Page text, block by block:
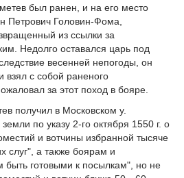
был ранен, и на его место
Петрович Головин-Фома,
из ссылки за
Недолго оставался царь под
весенней непогоды, он
взял с собой раненого
за этот поход в бояре.
получил в Московском у.
по указу 2-го октября 1550 г. о
и вотчины избранной тысяче
слуг", а также боярам и
быть готовыми к посылкам", но не